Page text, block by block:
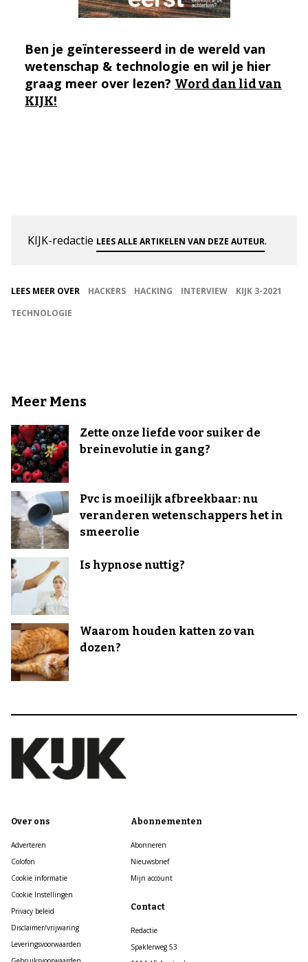
Ben je geïnteresseerd in de wereld van
wetenschap & technologie en wil je hier
graag meer over lezen? Word dan lid van
KIJK!
KIJK-redactie LEES ALLE ARTIKELEN VAN DEZE AUTEUR.
LEES MEER OVER HACKERS HACKING INTERVIEW
KIJK 3-2021
TECHNOLOGIE
Meer Mens
Zette onze liefde voor suiker de
breinevolutie in gang?
Pvc is moeilijk afbreekbaar: nu
veranderen wetenschappers het in
smeerolie
Is hypnose nuttig?
Waarom houden katten zo van
dozen?
Over ons
Adverteren
Colofon
Cookie informatie
Cookie Instellingen
Privacy beleid
Disclaimer/vrijwaring
Leveringsvoorwaarden
Abonnementen
Abonneren
Nieuwsbrief
Mijn account
Contact
Redactie
Spaklerweg 53